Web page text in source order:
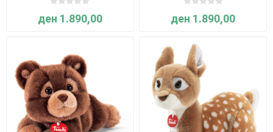
ден 1.890,00 ден 1.890,00